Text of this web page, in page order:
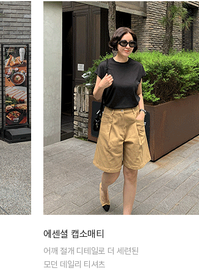
에센셜 캡소매티
어깨 절개 디테일로 더 세련된
모던 데일리 티셔츠